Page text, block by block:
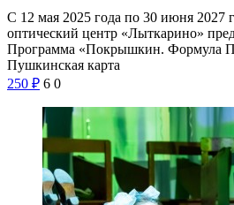
С 12 мая 2025 года по 30 июня 2027
оптический центр «Лыткарино»
Программа «Покрышкин. Формула
Пушкинская карта
250 ₽ 6 0